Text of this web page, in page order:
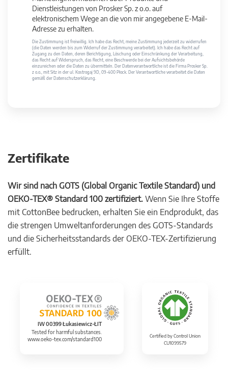
Dienstleistungen von Prosker Sp. z o.o. auf
elektronischem Wege an die von mir angegebene E-Mail-
Adresse zu erhalten.
Die Zustimmung ist freiwillig. Ich habe das Recht, meine Zustimmung jederzeit zu widerrufen
(die Daten werden bis zum Widerruf der Zustimmung verarbeitet). Ich habe das Recht auf
Zugang zu den Daten, deren Berichtigung, Löschung oder Einschränkung der Verarbeitung,
das Recht auf Widerspruch, das Recht, eine Beschwerde bei der Aufsichtsbehörde
einzureichen oder die Daten zu übermitteln. Der Datenverantwortliche ist die Firma Prosker Sp.
z o.o., mit Sitz in der ul. Kostrogaj 9D, 09-400 Płock. Der Verantwortliche verarbeitet die Daten
gemäß der Datenschutzerklärung.
Zertifikate
Wir sind nach GOTS (Global Organic Textile Standard) und
OEKO-TEX® Standard 100 zertifiziert. Wenn Sie Ihre Stoffe
mit CottonBee bedrucken, erhalten Sie ein Endprodukt, das
die strengen Umweltanforderungen des GOTS-Standards
und die Sicherheitsstandards der OEKO-TEX-Zertifizierung
erfüllt.
IW 00399 Łukasiewicz-ŁIT
Tested for harmful substances.
www.oeko-tex.com/standard100
Certified by Control Union
CU1099579